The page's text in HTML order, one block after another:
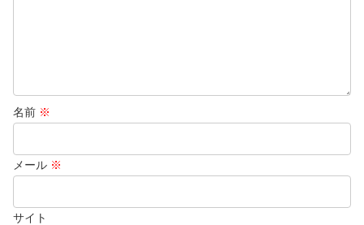
名前 ※
メール ※
サイト